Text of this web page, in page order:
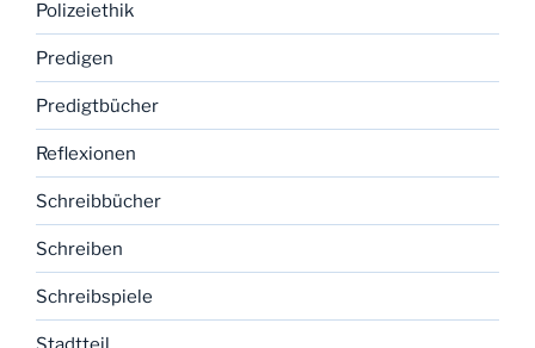
Polizeiethik
Predigen
Predigtbücher
Reflexionen
Schreibbücher
Schreiben
Schreibspiele